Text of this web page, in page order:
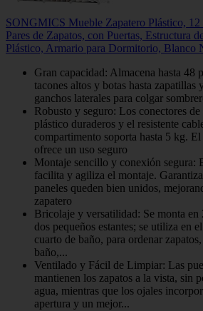
SONGMICS Mueble Zapatero Plástico, 12
Pares de Zapatos, con Puertas, Estructura
Plástico, Armario para Dormitorio, Blanco
Gran capacidad: Almacena hasta 48
tacones altos y botas hasta
ganchos laterales para colgar
Robusto y seguro: Los conectores
plástico duraderos y el resistente
compartimento soporta hasta 5 kg.
ofrece un uso seguro
Montaje sencillo y conexión segura:
facilita y agiliza el montaje.
paneles queden bien unidos,
zapatero
Bricolaje y versatilidad: Se monta
dos pequeños estantes; se utiliza en
cuarto de baño, para ordenar
baño,...
Ventilado y Fácil de Limpiar: Las
mantienen los zapatos a la vista, sin
agua, mientras que los ojales
apertura y un mejor...